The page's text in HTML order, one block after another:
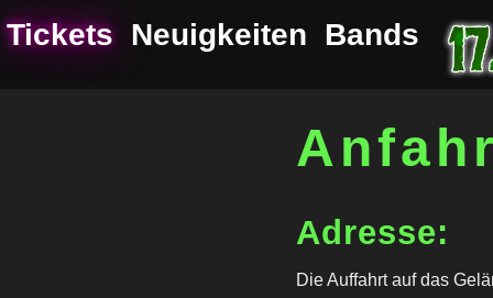
Tickets Neuigkeiten Bands
Adresse:
Die Auffahrt auf das